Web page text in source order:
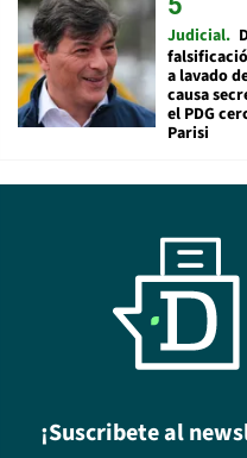
Judicial
a lavado
causa
el PDG
Parisi
¡Suscribete al